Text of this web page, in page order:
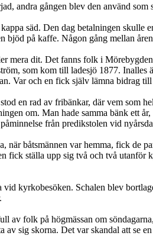
andra gången blev den använd
säd. Den dag betalningen
på kaffe. Någon gång mellan
mera dit. Det fanns folk i
som kom till ladesjö 1877.
Var och en fick själv lämna bidrag
en rad av fribänkar, där vem som
om. Man hade samma bänk ett
från predikstolen vid
när båtsmännen var hemma, fick
fick ställa upp sig två och två
kyrkobesöken. Schalen blev
folk på högmässan om
sig skorna. Det var skandal att se